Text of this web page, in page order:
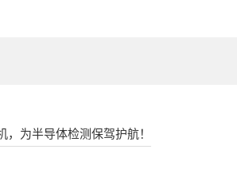
，为半导体检测保驾护航！